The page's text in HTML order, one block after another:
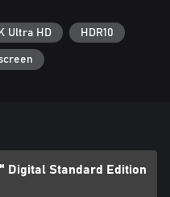
Ultra HD HDR10
Digital Standard Edition